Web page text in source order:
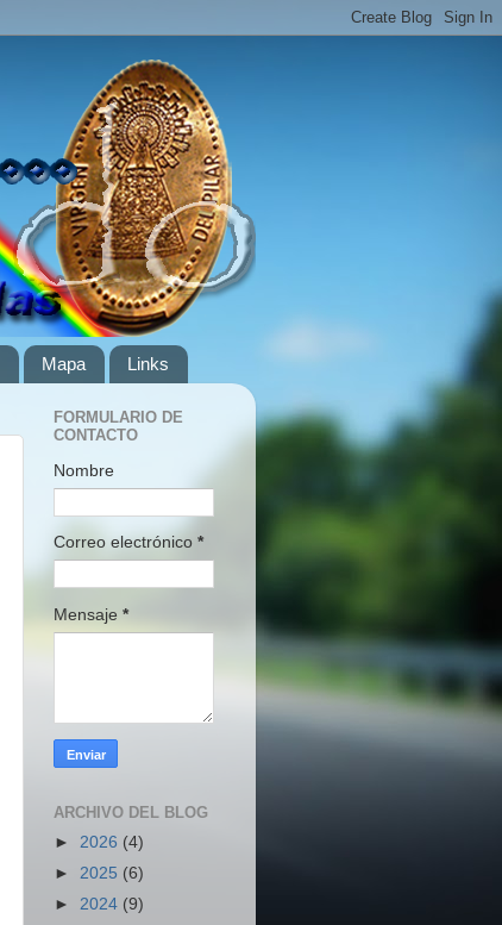
Mapa Links
FORMULARIO DE
CONTACTO
Nombre
Correo electrónico *
Mensaje *
ARCHIVO DEL BLOG
► 2026 (4)
► 2025 (6)
► 2024 (9)